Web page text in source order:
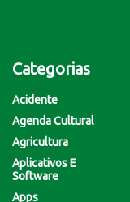
Categorias
Acidente
Agenda Cultural
Agricultura
Aplicativos E
Software
Apps